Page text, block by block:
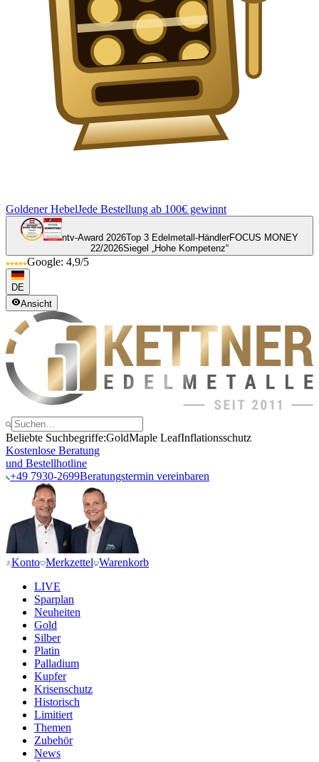
Goldener HebelJede Bestellung ab 100€ gewinnt
ntv-Award 2026Top 3 Edelmetall-HändlerFOCUS MONEY
22/2026Siegel „Hohe Kompetenz“
Google: 4,9/5
DE
Ansicht
Beliebte Suchbegriffe:GoldMaple LeafInflationsschutz
Kostenlose Beratung
und Bestellhotline
+49 7930-2699Beratungstermin vereinbaren
Konto Merkzettel Warenkorb
LIVE
Sparplan
Neuheiten
Gold
Silber
Platin
Palladium
Kupfer
Krisenschutz
Historisch
Limitiert
Themen
Zubehör
News